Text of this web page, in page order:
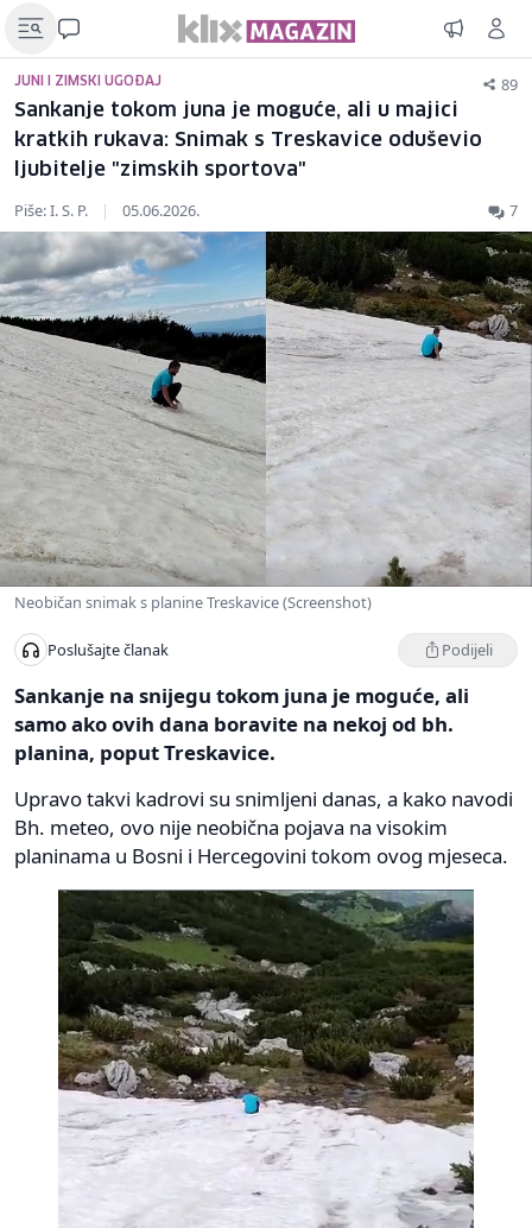
JUNI I ZIMSKI UGOĐAJ 89
Sankanje tokom juna je moguće, ali u majici
kratkih rukava: Snimak s Treskavice oduševio
ljubitelje "zimskih sportova"
Piše: I. S. P. | 05.06.2026. 7
Neobičan snimak s planine Treskavice (Screenshot)
Poslušajte članak Podijeli
Sankanje na snijegu tokom juna je moguće, ali
samo ako ovih dana boravite na nekoj od bh.
planina, poput Treskavice.
Upravo takvi kadrovi su snimljeni danas, a kako navodi
Bh. meteo, ovo nije neobična pojava na visokim
planinama u Bosni i Hercegovini tokom ovog mjeseca.